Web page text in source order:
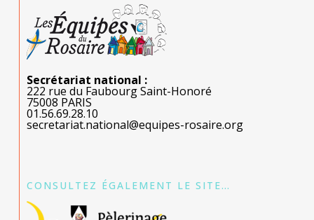
Secrétariat national :
222 rue du Faubourg Saint-Honoré
75008 PARIS
01.56.69.28.10
secretariat.national@equipes-rosaire.org
CONSULTEZ ÉGALEMENT LE SITE…